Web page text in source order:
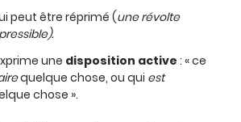
peut être réprimé (une révolte
une disposition active : « ce
quelque chose, ou qui est
chose ».